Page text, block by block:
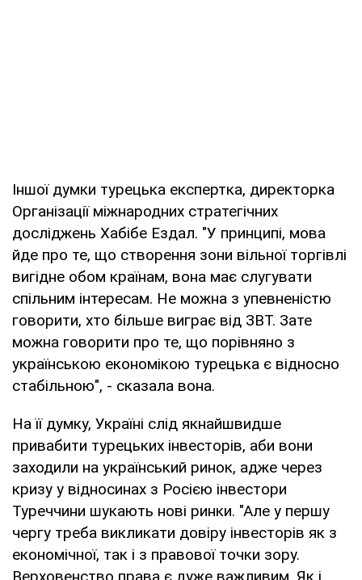
Іншої думки турецька експертка, директорка
Організації міжнародних стратегічних
досліджень Хабібе Ездал. "У принципі, мова
йде про те, що створення зони вільної торгівлі
вигідне обом країнам, вона має слугувати
спільним інтересам. Не можна з упевненістю
говорити, хто більше виграє від ЗВТ. Зате
можна говорити про те, що порівняно з
українською економікою турецька є відносно
стабільною", - сказала вона.
На її думку, Україні слід якнайшвидше
привабити турецьких інвесторів, аби вони
заходили на український ринок, адже через
кризу у відносинах з Росією інвестори
Туреччини шукають нові ринки. "Але у першу
чергу треба викликати довіру інвесторів як з
економічної, так і з правової точки зору.
Верховенство права є дуже важливим. Як і